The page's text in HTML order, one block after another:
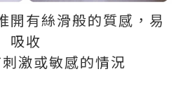
開有絲滑般的質感，易
吸收
激或敏感的情況